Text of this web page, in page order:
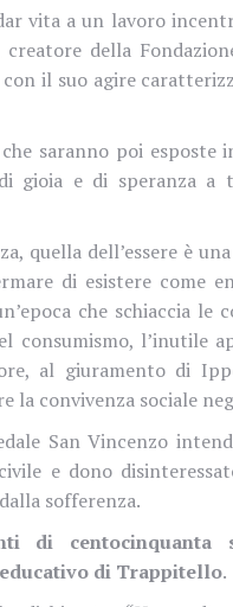
vita a un lavoro
creatore della
il suo agire
saranno poi esposte
gioia e di speranza
quella dell’essere è
di esistere come
che schiaccia le
consumismo, l’inutile
al giuramento di
la convivenza sociale
San Vincenzo
e dono
sofferenza.
di centocinquanta
di Trappitello.